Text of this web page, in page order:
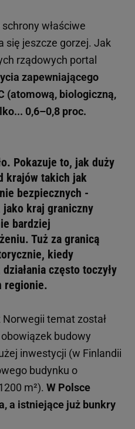
właściwe
się jeszcze gorzej. Jak
rządowych portal
zapewniającego
(atomową, biologiczną,
0,6–0,8 proc.
Pokazuje to, jak duży
krajów takich jak
bezpiecznych -
jako kraj graniczny
bardziej
Tuż za granicą
kiedy
często toczyły
regionie.
temat został
budowy
inwestycji (w Finlandii
budynku o
m²). W Polsce
a istniejące już bunkry